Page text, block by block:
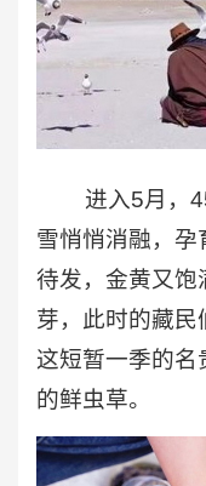
进入5月，
雪悄悄消融，孕
待发，金黄又饱
芽，此时的藏民
这短暂一季的名
的鲜虫草。